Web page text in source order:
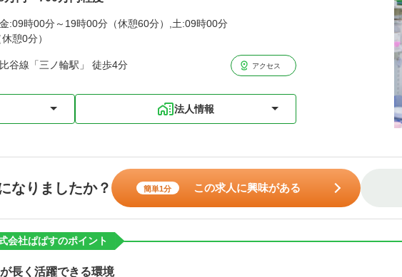
:09時00分～19時00分（休憩60分）,土:09時00分
憩0分）
谷線「三ノ輪駅」 徒歩4分 アクセス
法人情報
なりましたか？ 簡単1分 この求人に興味がある
社ぱぱすのポイント
長く活躍できる環境